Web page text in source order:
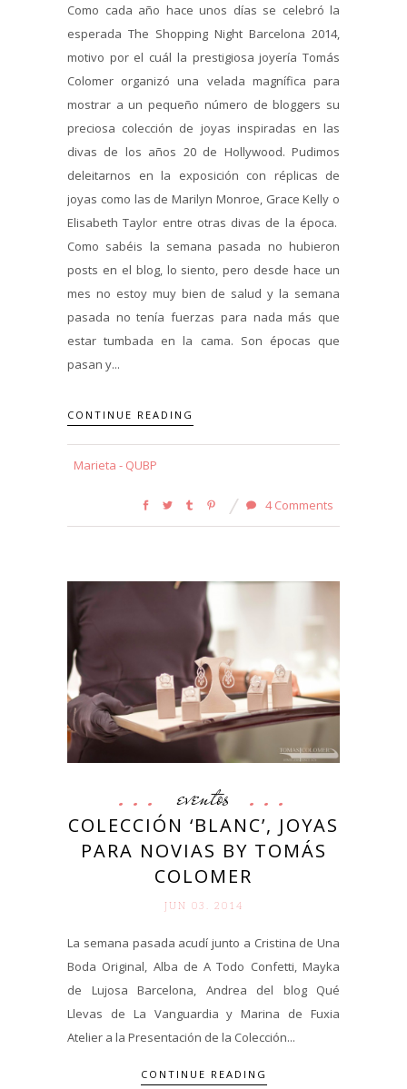
Como cada año hace unos días se celebró la
esperada The Shopping Night Barcelona 2014,
motivo por el cuál la prestigiosa joyería Tomás
Colomer organizó una velada magnífica para
mostrar a un pequeño número de bloggers su
preciosa colección de joyas inspiradas en las
divas de los años 20 de Hollywood. Pudimos
deleitarnos en la exposición con réplicas de
joyas como las de Marilyn Monroe, Grace Kelly o
Elisabeth Taylor entre otras divas de la época.
Como sabéis la semana pasada no hubieron
posts en el blog, lo siento, pero desde hace un
mes no estoy muy bien de salud y la semana
pasada no tenía fuerzas para nada más que
estar tumbada en la cama. Son épocas que
pasan y...
CONTINUE READING
Marieta - QUBP
4 Comments
eventos
COLECCIÓN ‘BLANC’, JOYAS
PARA NOVIAS BY TOMÁS
COLOMER
JUN 03. 2014
La semana pasada acudí junto a Cristina de Una
Boda Original, Alba de A Todo Confetti, Mayka
de Lujosa Barcelona, Andrea del blog Qué
Llevas de La Vanguardia y Marina de Fuxia
Atelier a la Presentación de la Colección...
CONTINUE READING